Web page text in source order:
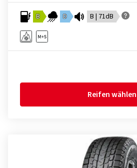
B D B | 71dB
Reifen wählen